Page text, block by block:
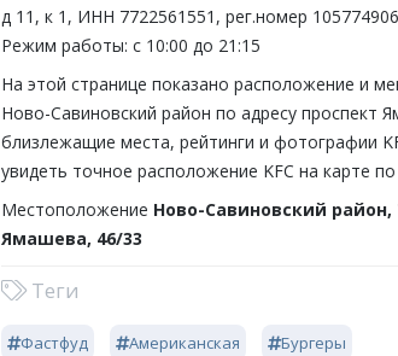
д 11, к 1, ИНН 7722561551, рег.номер
Режим работы: с 10:00 до 21:15
На этой странице показано расположение и
Ново-Савиновский район по адресу проспект
близлежащие места, рейтинги и фотографии
увидеть точное расположение KFC на карте
Местоположение Ново-Савиновский район,
Ямашева, 46/33
Теги
Фастфуд Американская Бургеры